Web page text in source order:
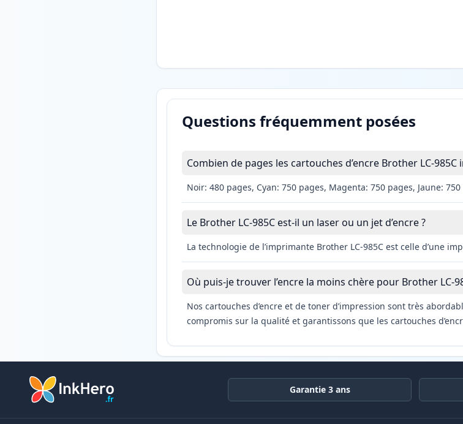
Questions fréquemment posées
Combien de pages les cartouches d’encre Brother LC-
Noir: 480 pages, Cyan: 750 pages, Magenta: 750 pages, Jaune: 750
Le Brother LC-985C est-il un laser ou un jet d’encre ?
La technologie de l’imprimante Brother LC-985C est celle d’une
Où puis-je trouver l’encre la moins chère pour Brother LC-
Nos cartouches d’encre et de toner d’impression sont très
compromis sur la qualité et garantissons que les cartouches
Garantie 3 ans